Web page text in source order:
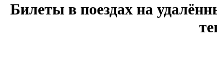
Билеты в поездах на